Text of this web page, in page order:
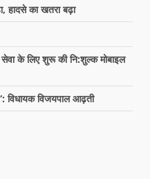
हादसे का खतरा बढ़ा
सेवा के लिए शुरू की नि:शुल्क मोबाइल
विधायक विजयपाल आढ़ती